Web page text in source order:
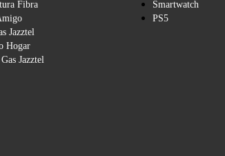
Fibra
Jazztel
Hogar
Jazztel
Smartwatch
PS5